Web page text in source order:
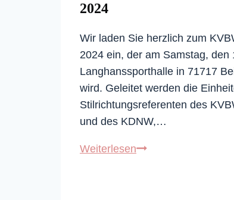
Amorbach!
2024
Wir laden Sie herzlich zum
2024 ein, der am Samstag, den
Langhanssporthalle in 71717
wird. Geleitet werden die
Stilrichtungsreferenten des
und des KDNW,…
WeiterlesenAusschreibung